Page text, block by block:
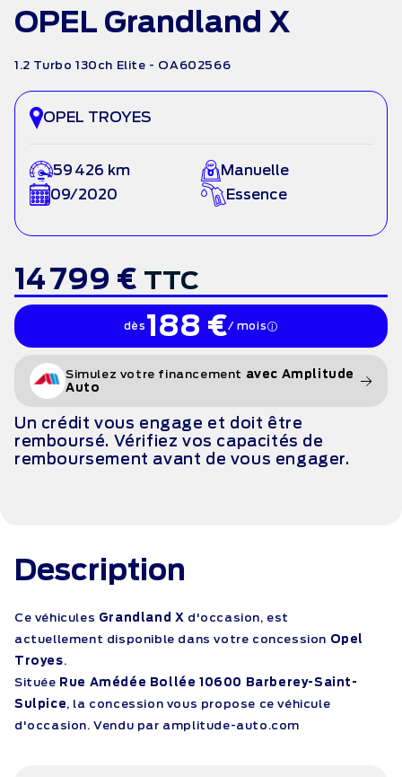
OPEL Grandland X
1.2 Turbo 130ch Elite - OA602566
OPEL TROYES
59 426 km
Manuelle
09/2020
Essence
14 799 € TTC
dès 188 €/ mois
Simulez votre financement avec Amplitude
Auto
Un crédit vous engage et doit être
remboursé. Vérifiez vos capacités de
remboursement avant de vous engager.
Description
Ce véhicules Grandland X d'occasion, est
actuellement disponible dans votre concession Opel
Troyes.
Située Rue Amédée Bollée 10600 Barberey-Saint-
Sulpice, la concession vous propose ce véhicule
d'occasion. Vendu par amplitude-auto.com